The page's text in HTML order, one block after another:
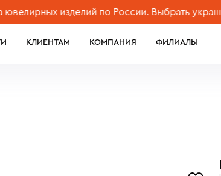
изделий по России. Выбрать украшение
КЛИЕНТАМ КОМПАНИЯ ФИЛИАЛЫ